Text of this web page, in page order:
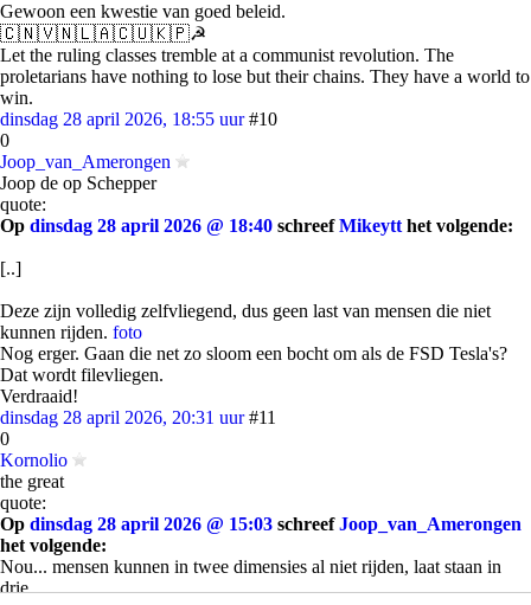
Gewoon een kwestie van goed beleid.
🇨🇳🇻🇳🇱🇦🇨🇺🇰🇵☭
Let the ruling classes tremble at a communist revolution. The
proletarians have nothing to lose but their chains. They have a world to
win.
dinsdag 28 april 2026, 18:55 uur #10
0
Joop_van_Amerongen
Joop de op Schepper
quote:
Op dinsdag 28 april 2026 @ 18:40 schreefMikeytt het volgende:
[..]
Deze zijn volledig zelfvliegend, dus geen last van mensen die niet
kunnen rijden. foto
Nog erger. Gaan die net zo sloom een bocht om als de FSD Tesla's?
Dat wordt filevliegen.
Verdraaid!
dinsdag 28 april 2026, 20:31 uur #11
0
Kornolio
the great
quote:
Op dinsdag 28 april 2026 @ 15:03 schreefJoop_van_Amerongen
het volgende:
Nou... mensen kunnen in twee dimensies al niet rijden, laat staan in
drie...